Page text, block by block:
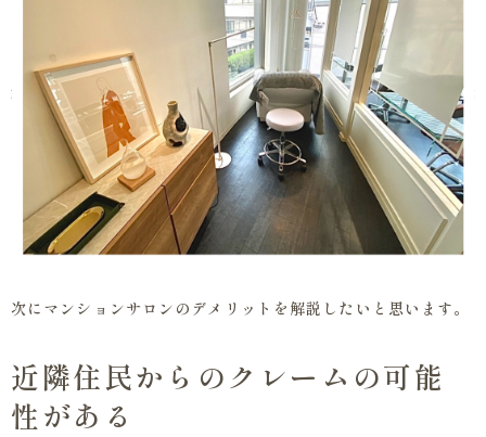
次にマンションサロンのデメリットを解説したいと思います。
近隣住民からのクレームの可能
性がある